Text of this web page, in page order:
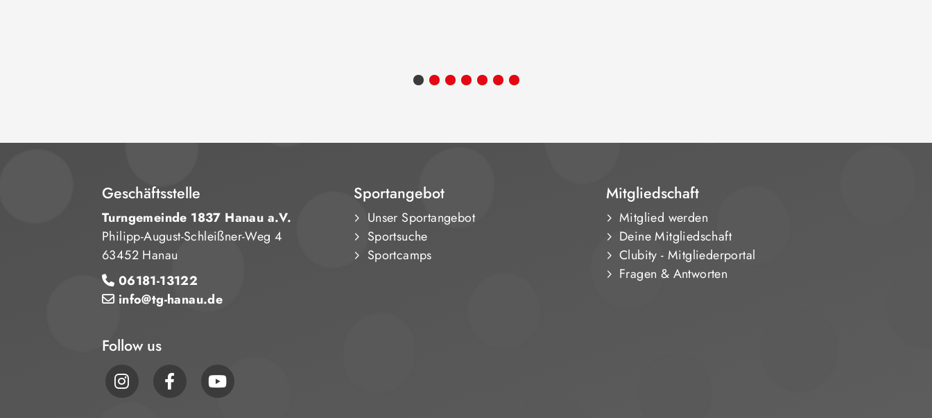
Geschäftsstelle
Turngemeinde 1837 Hanau a.V.
Philipp-August-Schleißner-Weg 4
63452 Hanau
06181-13122
info@tg-hanau.de
Sportangebot
Unser Sportangebot
Sportsuche
Sportcamps
Mitgliedschaft
Mitglied werden
Deine Mitgliedschaft
Clubity - Mitgliederportal
Fragen & Antworten
Follow us